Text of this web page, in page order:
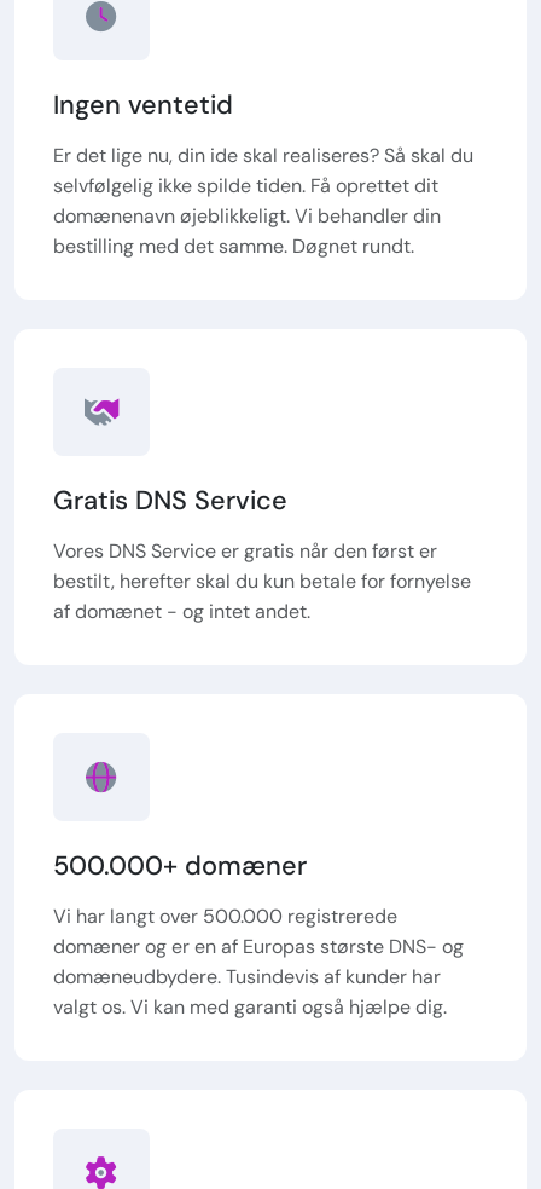
Ingen ventetid
Er det lige nu, din ide skal realiseres? Så skal du
selvfølgelig ikke spilde tiden. Få oprettet dit
domænenavn øjeblikkeligt. Vi behandler din
bestilling med det samme. Døgnet rundt.
Gratis DNS Service
Vores DNS Service er gratis når den først er
bestilt, herefter skal du kun betale for fornyelse
af domænet - og intet andet.
500.000+ domæner
Vi har langt over 500.000 registrerede
domæner og er en af Europas største DNS- og
domæneudbydere. Tusindevis af kunder har
valgt os. Vi kan med garanti også hjælpe dig.